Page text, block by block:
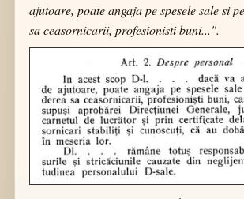
ajutoare, poate angaja pe spesele sale si
sa ceasornicarii, profesionisti buni...".